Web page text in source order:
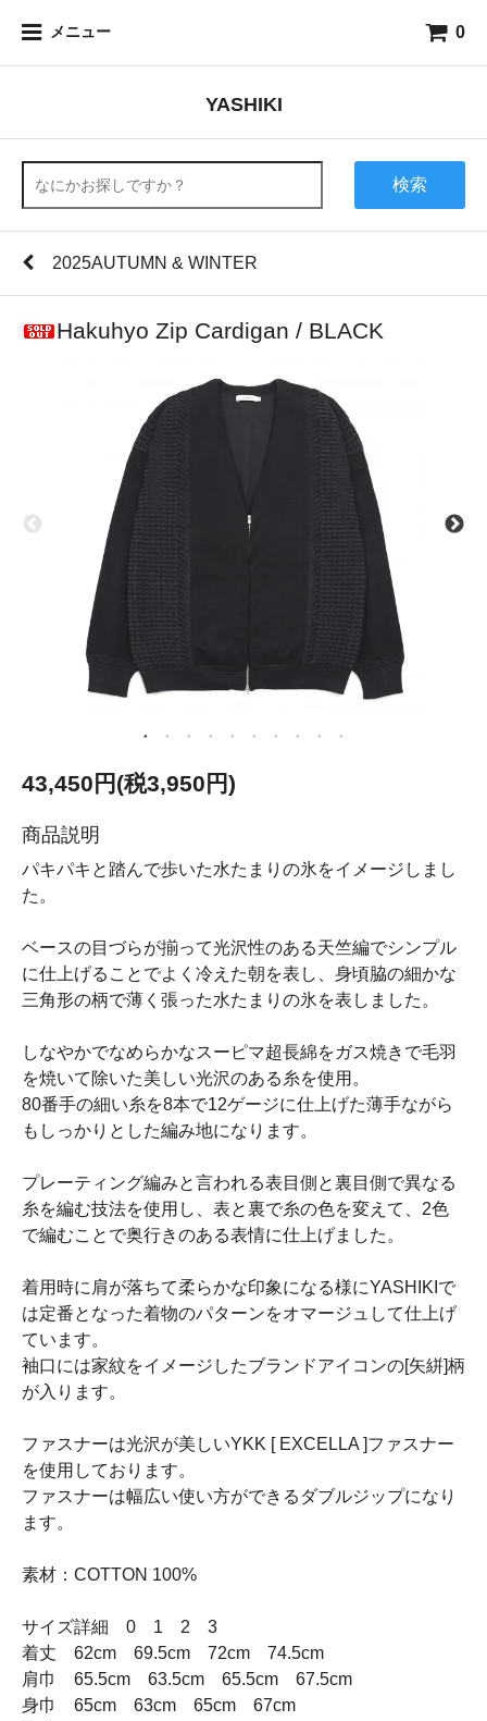
メニュー 0
YASHIKI
検索
2025AUTUMN & WINTER
Hakuhyo Zip Cardigan / BLACK
43,450円(税3,950円)
商品説明
パキパキと踏んで歩いた水たまりの氷をイメージしまし
た。
ベースの目づらが揃って光沢性のある天竺編でシンプル
に仕上げることでよく冷えた朝を表し、身頃脇の細かな
三角形の柄で薄く張った水たまりの氷を表しました。
しなやかでなめらかなスーピマ超長綿をガス焼きで毛羽
を焼いて除いた美しい光沢のある糸を使用。
80番手の細い糸を8本で12ゲージに仕上げた薄手ながら
もしっかりとした編み地になります。
プレーティング編みと言われる表目側と裏目側で異なる
糸を編む技法を使用し、表と裏で糸の色を変えて、2色
で編むことで奥行きのある表情に仕上げました。
着用時に肩が落ちて柔らかな印象になる様にYASHIKIで
は定番となった着物のパターンをオマージュして仕上げ
ています。
袖口には家紋をイメージしたブランドアイコンの[矢絣]柄
が入ります。
ファスナーは光沢が美しいYKK [ EXCELLA ]ファスナー
を使用しております。
ファスナーは幅広い使い方ができるダブルジップになり
ます。
素材：COTTON 100%
サイズ詳細 0 1 2 3
着丈 62cm 69.5cm 72cm 74.5cm
肩巾 65.5cm 63.5cm 65.5cm 67.5cm
身巾 65cm 63cm 65cm 67cm